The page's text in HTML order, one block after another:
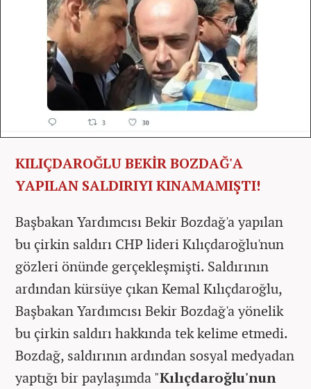
KILIÇDAROĞLU BEKİR BOZDAĞ'A
YAPILAN SALDIRIYI KINAMAMIŞTI!
Başbakan Yardımcısı Bekir Bozdağ'a yapılan
bu çirkin saldırı CHP lideri Kılıçdaroğlu'nun
gözleri önünde gerçekleşmişti. Saldırının
ardından kürsüye çıkan Kemal Kılıçdaroğlu,
Başbakan Yardımcısı Bekir Bozdağ'a yönelik
bu çirkin saldırı hakkında tek kelime etmedi.
Bozdağ, saldırının ardından sosyal medyadan
yaptığı bir paylaşımda "Kılıçdaroğlu'nun